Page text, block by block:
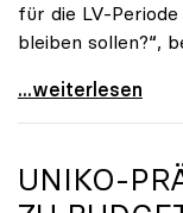
für die LV-
bleiben sollen?“,
Universitäten
...weiterlesen
UNIKO-